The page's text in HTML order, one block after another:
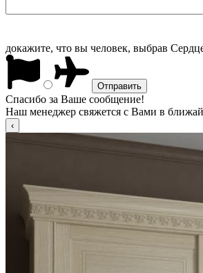
докажите, что вы человек, выбрав
Спасибо за Ваше сообщение!
Наш менеджер свяжется с Вами в